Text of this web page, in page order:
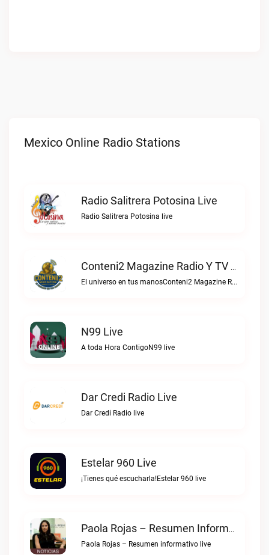
Mexico Online Radio Stations
Radio Salitrera Potosina Live
Radio Salitrera Potosina live
Conteni2 Magazine Radio Y TV Digital Live
El universo en tus manosConteni2 Magazine Radio y TV Digital live
N99 Live
A toda Hora ContigoN99 live
Dar Credi Radio Live
Dar Credi Radio live
Estelar 960 Live
¡Tienes qué escucharla!Estelar 960 live
Paola Rojas – Resumen Informativo Live
Paola Rojas – Resumen informativo live